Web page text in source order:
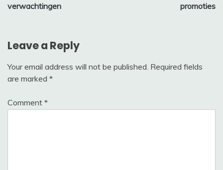
verwachtingen
promoties
Leave a Reply
Your email address will not be published. Required fields
are marked *
Comment *